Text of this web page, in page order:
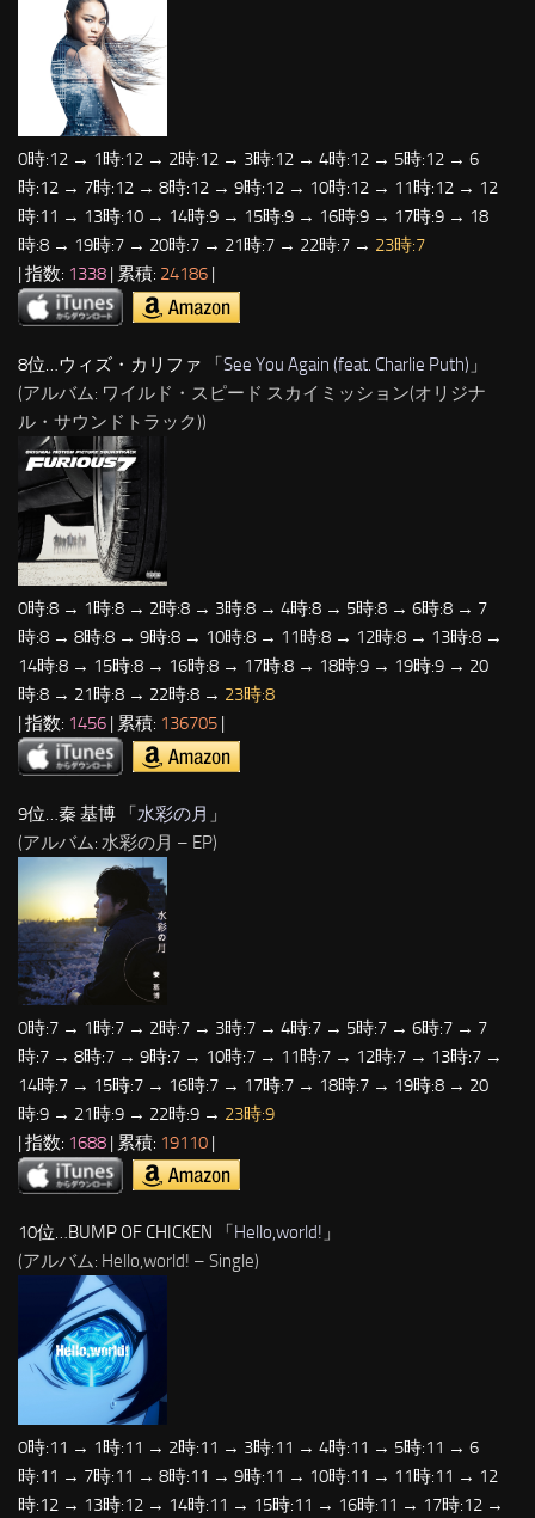
0時:12 → 1時:12 → 2時:12 → 3時:12 → 4時:12 → 5時:12 → 6
時:12 → 7時:12 → 8時:12 → 9時:12 → 10時:12 → 11時:12 → 12
時:11 → 13時:10 → 14時:9 → 15時:9 → 16時:9 → 17時:9 → 18
時:8 → 19時:7 → 20時:7 → 21時:7 → 22時:7 → 23時:7
| 指数: 1338 | 累積: 24186 |
8位…ウィズ・カリファ 「See You Again (feat. Charlie Puth) 」
(アルバム: ワイルド・スピード スカイミッション(オリジナ
ル・サウンドトラック))
0時:8 → 1時:8 → 2時:8 → 3時:8 → 4時:8 → 5時:8 → 6時:8 → 7
時:8 → 8時:8 → 9時:8 → 10時:8 → 11時:8 → 12時:8 → 13時:8 →
14時:8 → 15時:8 → 16時:8 → 17時:8 → 18時:9 → 19時:9 → 20
時:8 → 21時:8 → 22時:8 → 23時:8
| 指数: 1456 | 累積: 136705 |
9位…秦 基博 「水彩の月 」
(アルバム: 水彩の月 – EP)
0時:7 → 1時:7 → 2時:7 → 3時:7 → 4時:7 → 5時:7 → 6時:7 → 7
時:7 → 8時:7 → 9時:7 → 10時:7 → 11時:7 → 12時:7 → 13時:7 →
14時:7 → 15時:7 → 16時:7 → 17時:7 → 18時:7 → 19時:8 → 20
時:9 → 21時:9 → 22時:9 → 23時:9
| 指数: 1688 | 累積: 19110 |
10位…BUMP OF CHICKEN 「 Hello,world! 」
(アルバム: Hello,world! – Single)
0時:11 → 1時:11 → 2時:11 → 3時:11 → 4時:11 → 5時:11 → 6
時:11 → 7時:11 → 8時:11 → 9時:11 → 10時:11 → 11時:11 → 12
時:12 → 13時:12 → 14時:11 → 15時:11 → 16時:11 → 17時:12 →